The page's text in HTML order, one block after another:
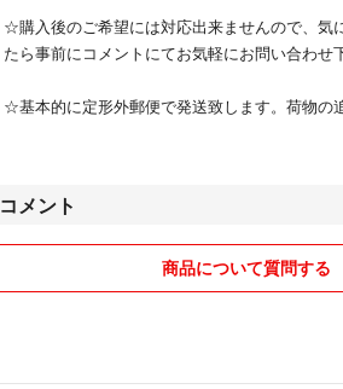
☆購入後のご希望には対応出来ませんので、気
たら事前にコメントにてお気軽にお問い合わせ
☆基本的に定形外郵便で発送致します。荷物の
注意ください。今まではございませんが郵送事
ります。
☆傷、汚れ等は細かくチェックしておりますが
ので完璧を求められる方や神経質の方のご購入
コメント
商品について質問する